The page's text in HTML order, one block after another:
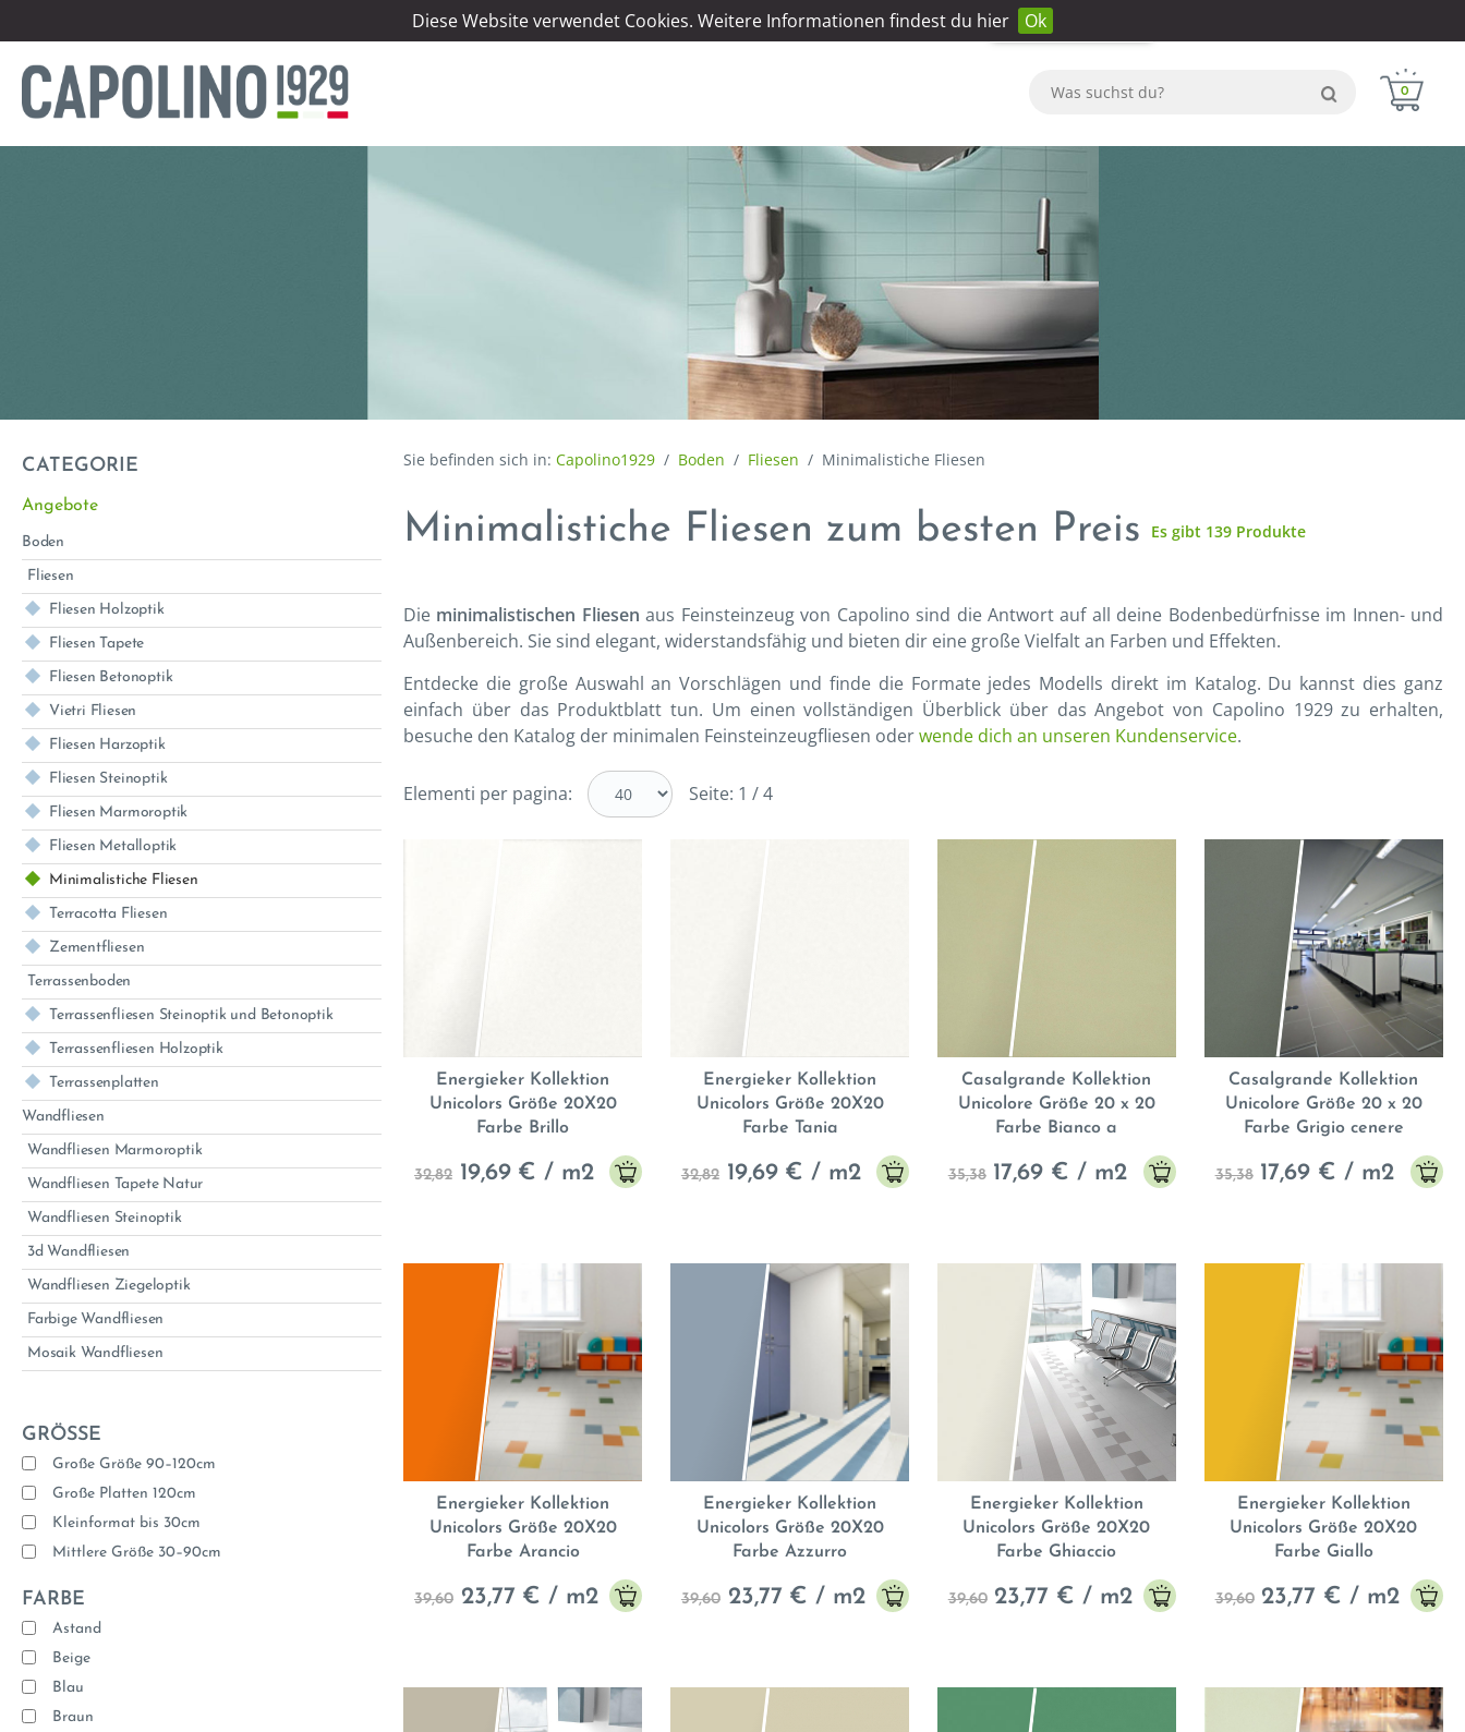
Diese Website verwendet Cookies. Weitere Informationen findest du hier OkWhatsApp
0
Angebote
CATEGORIE
Boden
Fliesen
Fliesen Holzoptik
Fliesen Tapete
Fliesen Betonoptik
Vietri Fliesen
Fliesen Harzoptik
Fliesen Steinoptik
Fliesen Marmoroptik
Fliesen Metalloptik
Minimalistiche Fliesen
Terracotta Fliesen
Zementfliesen
Terrassenboden
Terrassenfliesen Steinoptik und Betonoptik
Terrassenfliesen Holzoptik
Terrassenplatten
Wandfliesen
Wandfliesen Marmoroptik
Wandfliesen Tapete Natur
Wandfliesen Steinoptik
3d Wandfliesen
Wandfliesen Ziegeloptik
Farbige Wandfliesen
Mosaik Wandfliesen
GRÖSSE
Große Größe 90–120cm
Große Platten 120cm
Kleinformat bis 30cm
Mittlere Größe 30–90cm
FARBE
Astand
Beige
Blau
Braun
Capolino1929 / Boden / Fliesen / Minimalistiche Fliesen
Minimalistiche Fliesen zum besten Preis Es gibt 139 Produkte
Die minimalistischen Fliesen aus Feinsteinzeug von Capolino sind die Antwort auf all deine Bodenbedürfnisse im Innen- und
Außenbereich. Sie sind elegant, widerstandsfähig und bieten dir eine große Vielfalt an Farben und Effekten.
Entdecke die große Auswahl an Vorschlägen und finde die Formate jedes Modells direkt im Katalog. Du kannst dies ganz
einfach über das Produktblatt tun. Um einen vollständigen Überblick über das Angebot von Capolino 1929 zu erhalten,
besuche den Katalog der minimalen Feinsteinzeugfliesen oderwende dich an unseren Kundenservice.
Seite: 1 / 4
Elementi per pagina:
Energieker Kollektion
Unicolors Größe 20X20
Farbe Brillo
32,82 19,69 € / m2
Energieker Kollektion
Unicolors Größe 20X20
Farbe Tania
32,82 19,69 € / m2
Casalgrande Kollektion
Unicolore Größe 20 x 20
Farbe Bianco a
35,38 17,69 € / m2
Casalgrande Kollektion
Unicolore Größe 20 x 20
Farbe Grigio cenere
35,38 17,69 € / m2
Energieker Kollektion
Unicolors Größe 20X20
Farbe Arancio
39,60 23,77 € / m2
Energieker Kollektion
Unicolors Größe 20X20
Farbe Azzurro
39,60 23,77 € / m2
Energieker Kollektion
Unicolors Größe 20X20
Farbe Ghiaccio
39,60 23,77 € / m2
Energieker Kollektion
Unicolors Größe 20X20
Farbe Giallo
39,60 23,77 € / m2